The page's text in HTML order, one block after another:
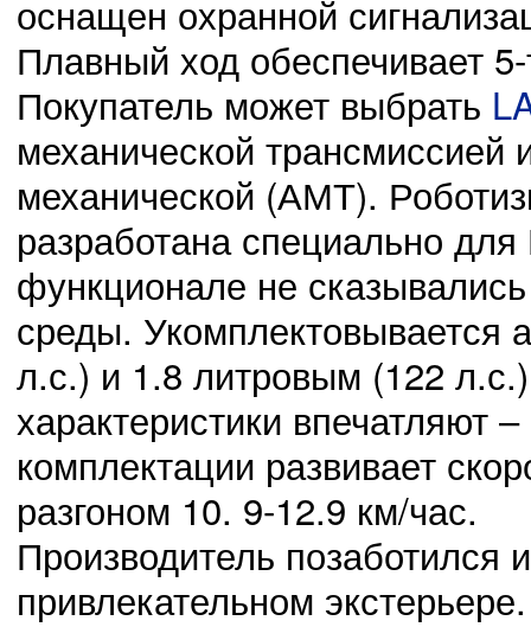
23:41:00
Защита своей Родины должна стать долгом
0
02.11.14
23:40:00
Новое поколение обязано жизнью участникам ВОВ
оснащен охранной
Плавный ход обеспечивает
Покупатель может выбрать
механической трансмиссией
механической (АМТ).
разработана специально
функционале не
среды. Укомплектовывается
л.с.) и 1.8 литровым (122
характеристики впечатляют
комплектации развивает
разгоном 10. 9-12.9 км/час.
Производитель
привлекательном экстерьере.